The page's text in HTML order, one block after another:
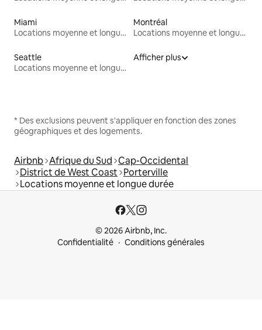
Miami
Locations moyenne et longue durée
Montréal
Locations moyenne et longue durée
Seattle
Locations moyenne et longue durée
Afficher plus
* Des exclusions peuvent s'appliquer en fonction des zones
géographiques et des logements.
Airbnb Afrique du Sud Cap-Occidental
District de West Coast Porterville
Locations moyenne et longue durée
© 2026 Airbnb, Inc.
Confidentialité
Conditions générales